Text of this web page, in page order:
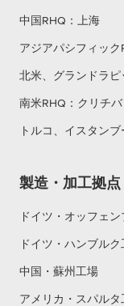
中国RHQ：上海
アジアパシフィッ
北米、グランドラピ
南米RHQ：クリチバ
トルコ、イスタンブ
製造・加工拠点
ドイツ・オッフェ
ドイツ・ハンブルク
中国・蘇州工場
アメリカ・スパルタ